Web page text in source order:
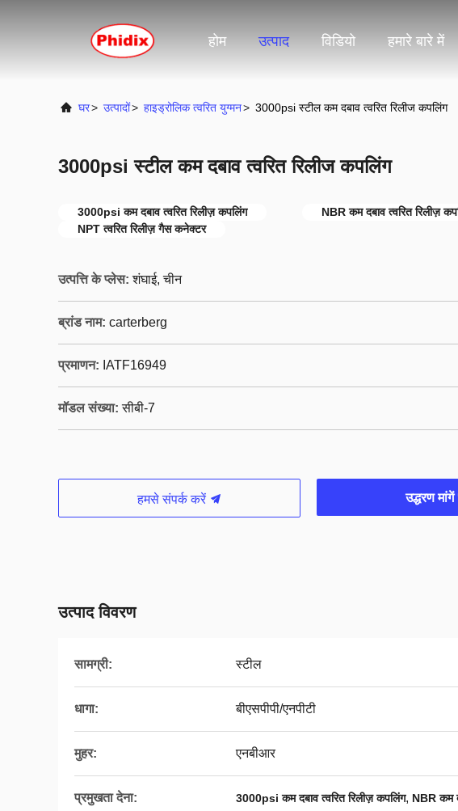
होम उत्पाद विडियो हमारे बारे में
घर> उत्पादों> हाइड्रोलिक त्वरित युग्मन> 3000psi स्टील कम दबाव त्वरित रिलीज कपलिंग
3000psi स्टील कम दबाव त्वरित रिलीज कपलिंग
3000psi कम दबाव त्वरित रिलीज़ कपलिंग
NBR कम दबाव त्वरित रिलीज़
NPT त्वरित रिलीज़ गैस कनेक्टर
उत्पत्ति के प्लेस: शंघाई, चीन
ब्रांड नाम: carterberg
प्रमाणन: IATF16949
मॉडल संख्या: सीबी-7
हमसे संपर्क करें उद्धरण मांगें
उत्पाद विवरण
सामग्री: स्टील
धागा: बीएसपीपी/एनपीटी
मुहर: एनबीआर
प्रमुखता देना: 3000psi कम दबाव त्वरित रिलीज़ कपलिंग, NBR कम